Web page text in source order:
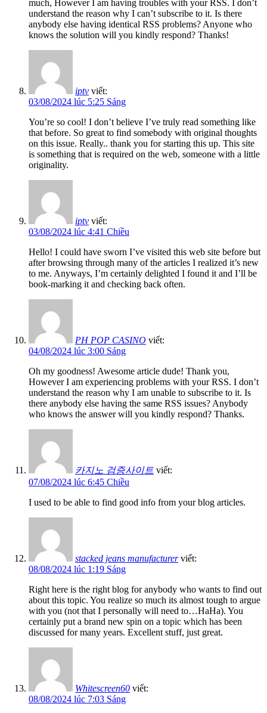
much, However I am having troubles with your RSS. I don’t
understand the reason why I can’t subscribe to it. Is there
anybody else having identical RSS problems? Anyone who
knows the solution will you kindly respond? Thanks!
iptv viết:
03/08/2024 lúc 5:25 Sáng
You’re so cool! I don’t believe I’ve truly read something like
that before. So great to find somebody with original thoughts
on this issue. Really.. thank you for starting this up. This site
is something that is required on the web, someone with a little
originality.
iptv viết:
03/08/2024 lúc 4:41 Chiều
Hello! I could have sworn I’ve visited this web site before but
after browsing through many of the articles I realized it’s new
to me. Anyways, I’m certainly delighted I found it and I’ll be
book-marking it and checking back often.
PH POP CASINO viết:
04/08/2024 lúc 3:00 Sáng
Oh my goodness! Awesome article dude! Thank you,
However I am experiencing problems with your RSS. I don’t
understand the reason why I am unable to subscribe to it. Is
there anybody else having the same RSS issues? Anybody
who knows the answer will you kindly respond? Thanks.
카지노 검증사이트 viết:
07/08/2024 lúc 6:45 Chiều
I used to be able to find good info from your blog articles.
stacked jeans manufacturer viết:
08/08/2024 lúc 1:19 Sáng
Right here is the right blog for anybody who wants to find out
about this topic. You realize so much its almost tough to argue
with you (not that I personally will need to…HaHa). You
certainly put a brand new spin on a topic which has been
discussed for many years. Excellent stuff, just great.
Whitescreen60 viết:
08/08/2024 lúc 7:03 Sáng